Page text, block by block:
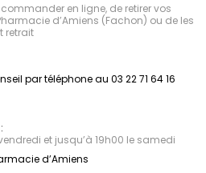
en ligne, de retirer vos
d’Amiens (Fachon) ou de les
retrait
par téléphone au 03 22 71 64 16
et jusqu’à 19h00 le samedi
d’Amiens